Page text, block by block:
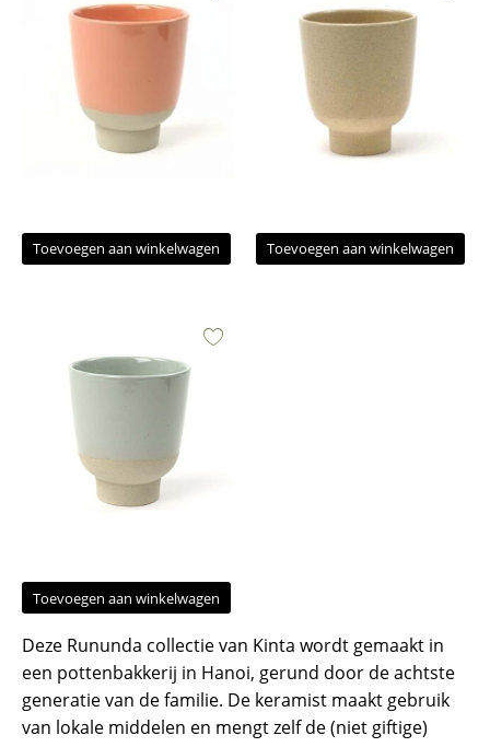
Toevoegen aan winkelwagen Toevoegen aan winkelwagen
Toevoegen aan winkelwagen
Deze Rununda collectie van Kinta wordt gemaakt in
een pottenbakkerij in Hanoi, gerund door de achtste
generatie van de familie. De keramist maakt gebruik
van lokale middelen en mengt zelf de (niet giftige)